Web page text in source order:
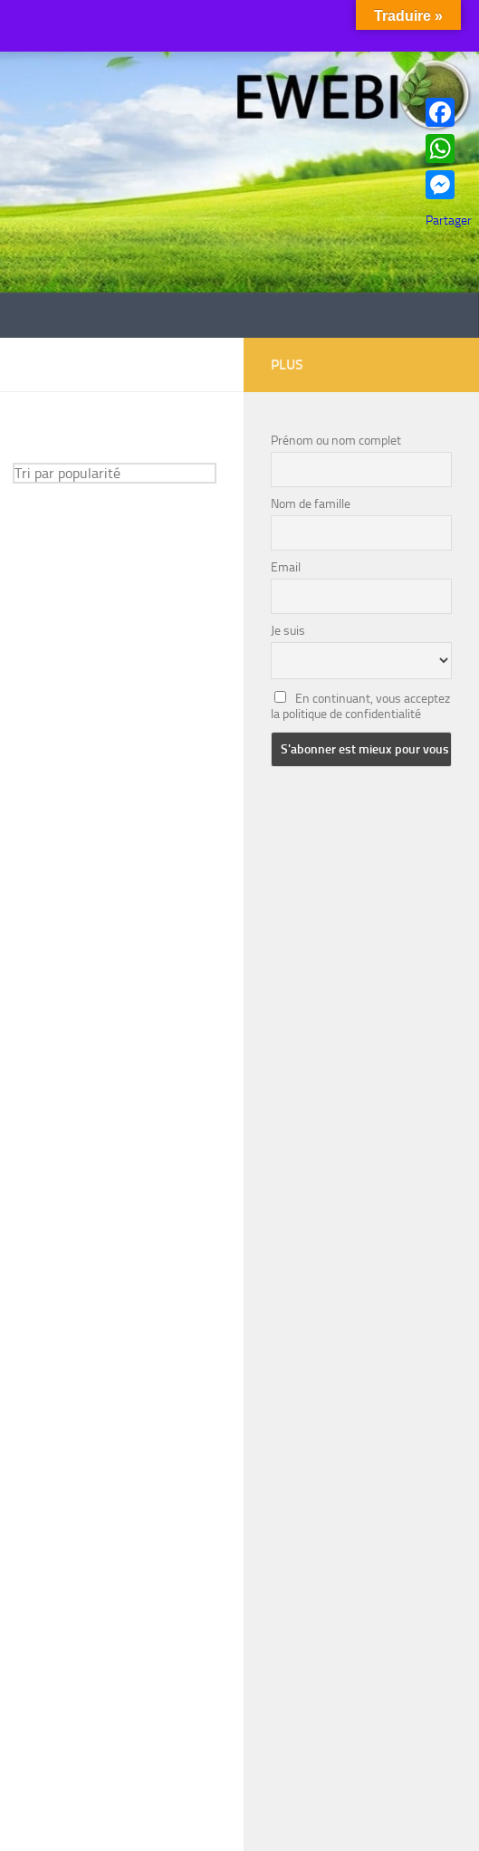
PLUS
Prénom ou nom complet
Nom de famille
Email
Je suis
En continuant, vous acceptez
la politique de confidentialité
Facebook
WhatsApp
Partager
Traduire »